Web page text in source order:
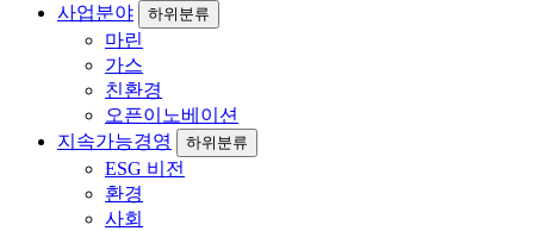
사업분야
하위분류
마린
가스
친환경
오픈이노베이션
지속가능경영
하위분류
ESG 비전
환경
사회